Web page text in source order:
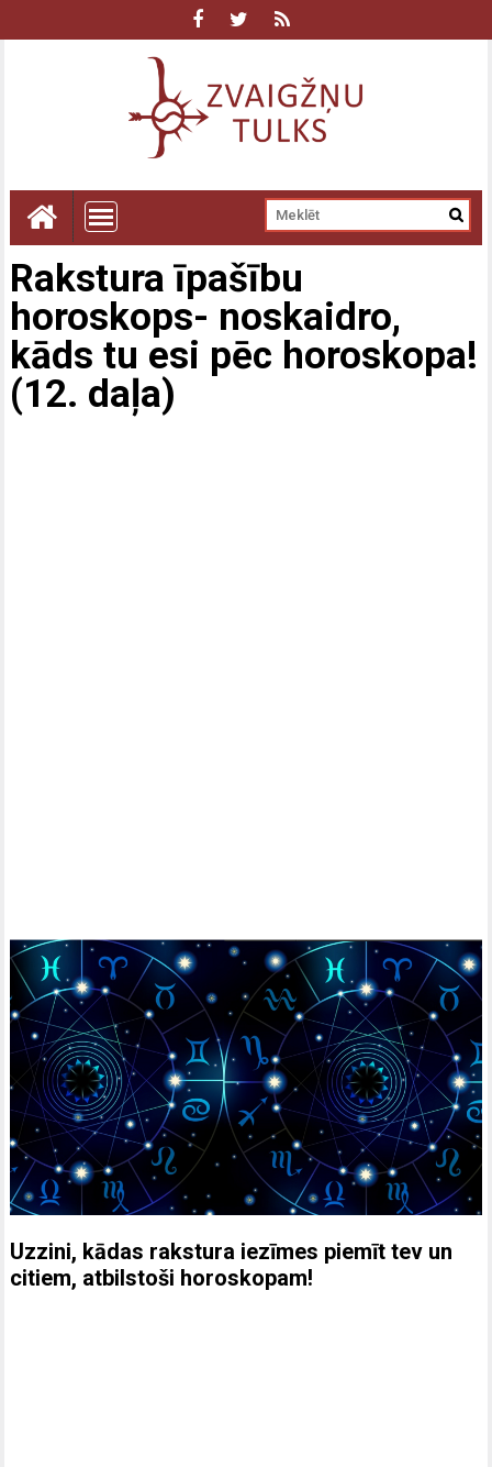
Rakstura īpašību
horoskops- noskaidro,
kāds tu esi pēc horoskopa!
(12. daļa)
Uzzini, kādas rakstura iezīmes piemīt tev un
citiem, atbilstoši horoskopam!